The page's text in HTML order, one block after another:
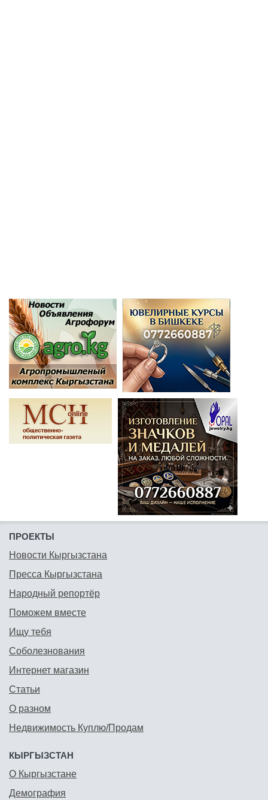
ПРОЕКТЫ
Новости Кыргызстана
Пресса Кыргызстана
Народный репортёр
Поможем вместе
Ищу тебя
Соболезнования
Интернет магазин
Статьи
О разном
Недвижимость Куплю/Продам
КЫРГЫЗСТАН
О Кыргызстане
Демография